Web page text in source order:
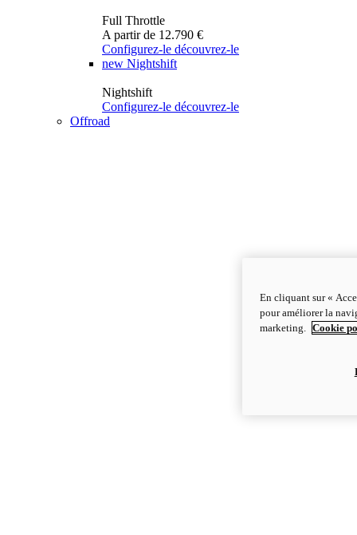
Full Throttle
A partir de 12.790 €
Configurez-le découvrez-le
new Nightshift
Nightshift
Configurez-le découvrez-le
Offroad
En cliquant sur «
pour améliorer la
marketing.
Cookie